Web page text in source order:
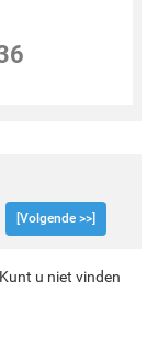
[Volgende >>]
u niet vinden